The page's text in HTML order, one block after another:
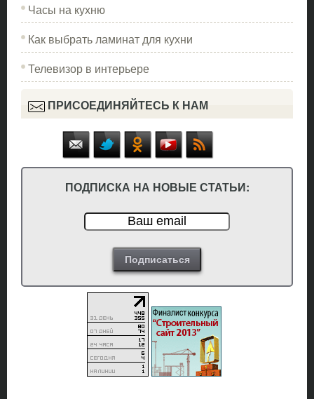
Часы на кухню
Как выбрать ламинат для кухни
Телевизор в интерьере
ПРИСОЕДИНЯЙТЕСЬ К НАМ
ПОДПИСКА НА НОВЫЕ СТАТЬИ: